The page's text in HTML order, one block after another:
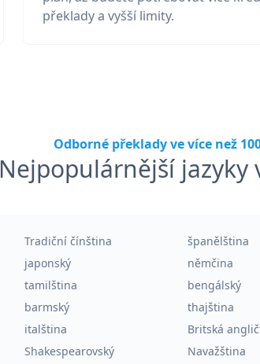
překlady a vyšší limity.
Odborné překlady ve více než
Nejpopulárnější jazyky
Tradiční čínština španělština
japonský němčina
tamilština bengálský
barmský thajština
italština Britská
Shakespearovský Navažština